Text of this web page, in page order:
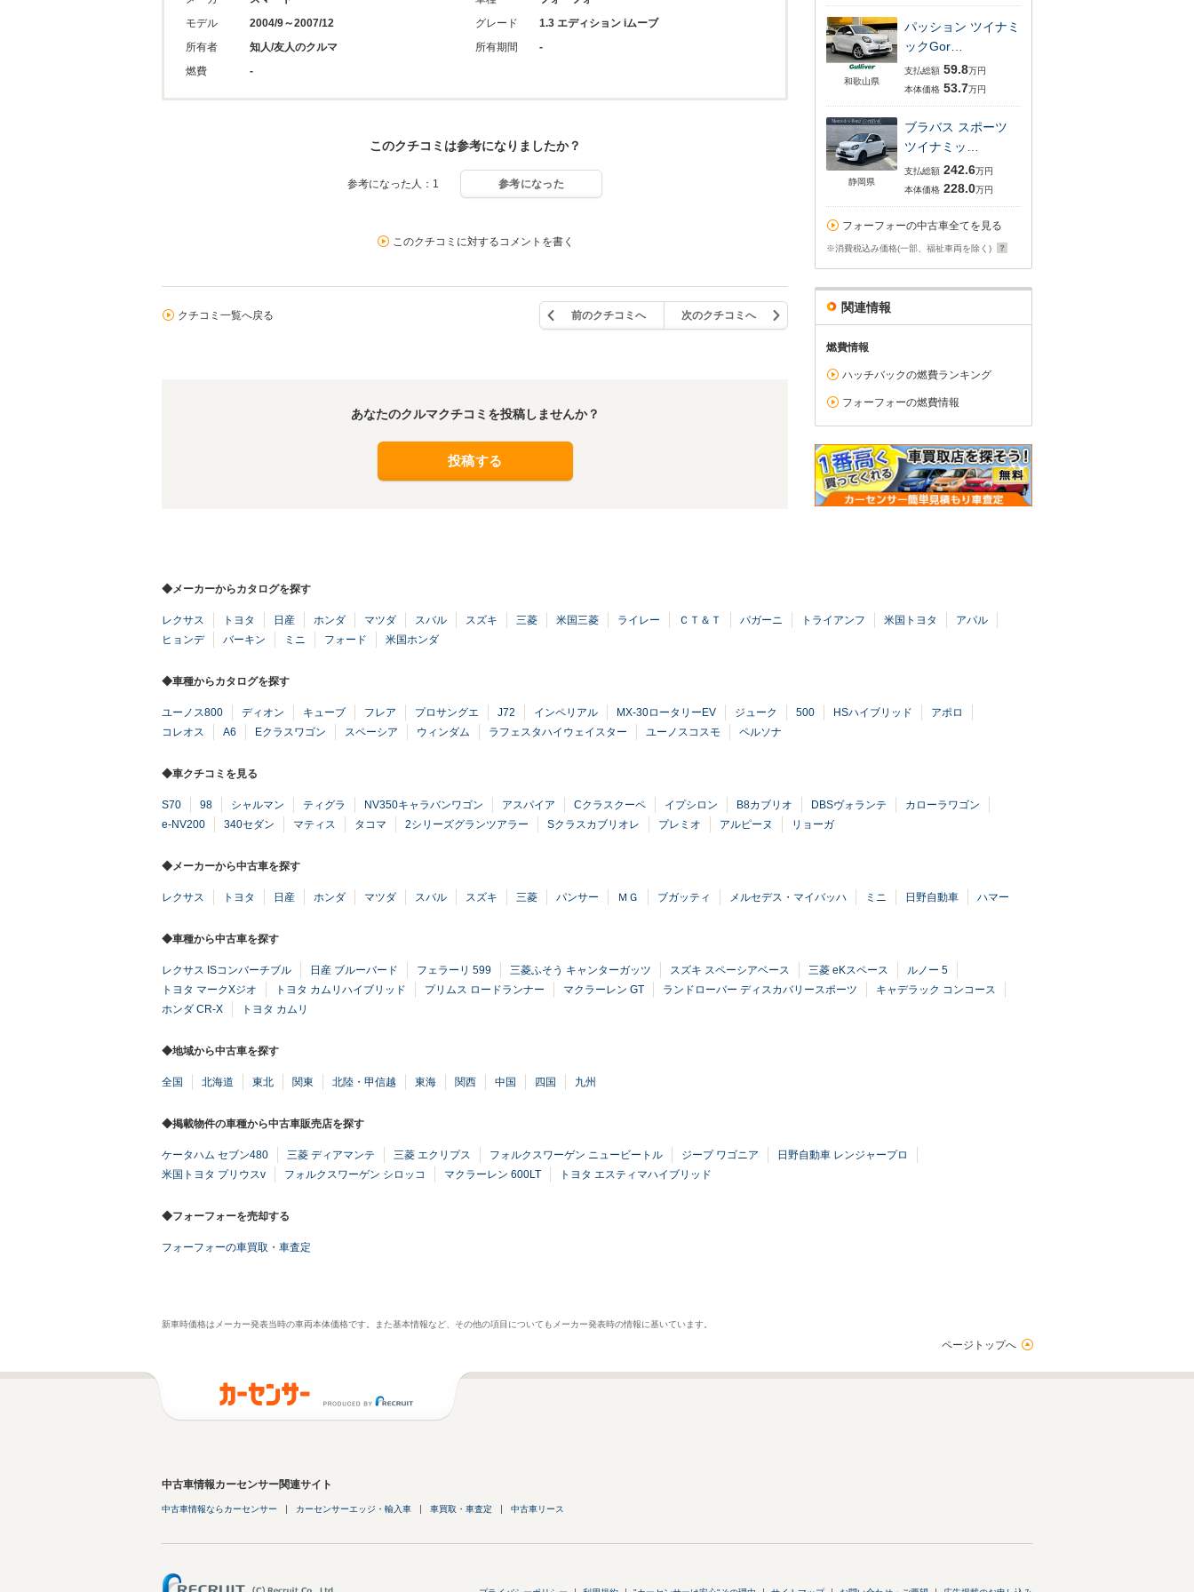
モデル
2004/9～2007/12
所有者
知人/友人のクルマ
燃費
-
グレード
1.3 エディション iムーブ
所有期間
-
このクチコミは参考になりましたか？
参考になった人：1 参考になった
このクチコミに対するコメントを書く
クチコミ一覧へ戻る 前のクチコミへ 次のクチコミへ
あなたのクルマクチコミを投稿しませんか？
投稿する
和歌山県
パッション ツイナミ
ックGor…
支払総額 59.8万円
本体価格 53.7万円
静岡県
ブラバス スポーツ
ツイナミッ…
支払総額 242.6万円
本体価格 228.0万円
フォーフォーの中古車全てを見る
※消費税込み価格(一部、福祉車両を除く)
関連情報
燃費情報
ハッチバックの燃費ランキング
フォーフォーの燃費情報
◆メーカーからカタログを探す
レクサス トヨタ 日産 ホンダ マツダ スバル スズキ 三菱 米国三菱 ライレー ＣＴ＆Ｔ パガーニ トライアンフ 米国トヨタ
アパル
ヒョンデ
バーキン ミニ フォード 米国ホンダ
◆車種からカタログを探す
ユーノス800 ディオン キューブ フレア プロサングエ J72 インペリアル MX-30ロータリーEV ジューク 500 HSハイブリッド
アポロ
コレオス
A6 Eクラスワゴン スペーシア ウィンダム ラフェスタハイウェイスター ユーノスコスモ ペルソナ
◆車クチコミを見る
S70 98 シャルマン ティグラ NV350キャラバンワゴン アスパイア Cクラスクーペ イプシロン B8カブリオ DBSヴォランテ
カローラワゴン
e-NV200
340セダン マティス タコマ 2シリーズグランツアラー Sクラスカブリオレ プレミオ アルピーヌ リョーガ
◆メーカーから中古車を探す
レクサス トヨタ 日産 ホンダ マツダ スバル スズキ 三菱 パンサー ＭＧ ブガッティ メルセデス・マイバッハ ミニ 日野自動車 ハマー
◆車種から中古車を探す
レクサス ISコンバーチブル 日産 ブルーバード フェラーリ 599 三菱ふそう キャンターガッツ スズキ スペーシアベース 三菱 eKスペース
ルノー 5
トヨタ マークXジオ
トヨタ カムリハイブリッド プリムス ロードランナー マクラーレン GT ランドローバー ディスカバリースポーツ
キャデラック コンコース
ホンダ CR-X
トヨタ カムリ
◆地域から中古車を探す
全国 北海道 東北 関東 北陸・甲信越 東海 関西 中国 四国 九州
◆掲載物件の車種から中古車販売店を探す
ケータハム セブン480 三菱 ディアマンテ 三菱 エクリプス フォルクスワーゲン ニュービートル ジープ ワゴニア
日野自動車 レンジャープロ
米国トヨタ プリウスv
フォルクスワーゲン シロッコ マクラーレン 600LT トヨタ エスティマハイブリッド
◆フォーフォーを売却する
フォーフォーの車買取・車査定
新車時価格はメーカー発表当時の車両本体価格です。また基本情報など、その他の項目についてもメーカー発表時の情報に基いています。
ページトップへ
中古車情報カーセンサー関連サイト
中古車情報ならカーセンサー カーセンサーエッジ・輸入車 車買取・車査定 中古車リース